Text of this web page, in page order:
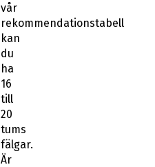
vår
rekommendationstabell
kan
du
ha
16
till
20
tums
fälgar.
Är